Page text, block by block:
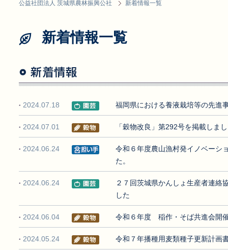
公益社団法人 茨城県農林振興公社 新着情報一覧
新着情報一覧
2024.07.18 福岡県における養液栽培等の先進
2024.07.01 「穀物改良」第292号を掲載しま
2024.06.24
令和６年度農山漁村発イノベーシ
た。
2024.06.24
２７回茨城県かんしょ生産者連絡
した
2024.06.04 令和６年度 稲作・そば共進会開
2024.05.24 令和７年播種用麦類種子更新計画